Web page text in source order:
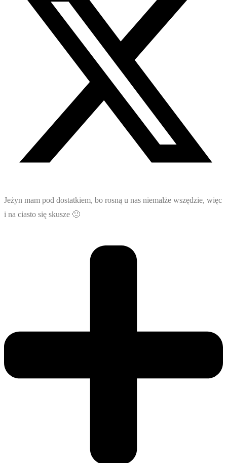
Jeżyn mam pod dostatkiem, bo rosną u nas niemalże wszędzie, więc
i na ciasto się skusze 🙂